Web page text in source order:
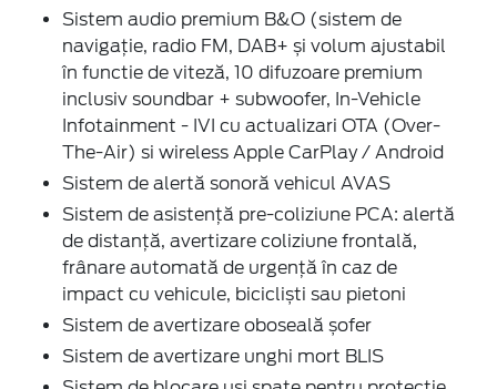
Sistem audio premium B&O (sistem de
navigație, radio FM, DAB+ și volum ajustabil
în functie de viteză, 10 difuzoare premium
inclusiv soundbar + subwoofer, In-Vehicle
Infotainment - IVI cu actualizari OTA (Over-
The-Air) si wireless Apple CarPlay / Android
Sistem de alertă sonoră vehicul AVAS
Sistem de asistență pre-coliziune PCA: alertă
de distanță, avertizare coliziune frontală,
frânare automată de urgență în caz de
impact cu vehicule, bicicliști sau pietoni
Sistem de avertizare oboseală șofer
Sistem de avertizare unghi mort BLIS